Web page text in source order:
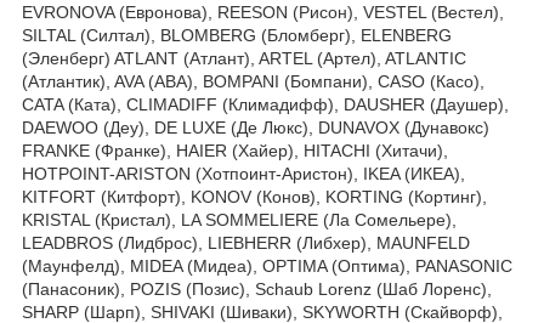
EVRONOVA (Евронова), REESON (Рисон), VESTEL (Вестел),
SILTAL (Силтал), BLOMBERG (Бломберг), ELENBERG
(Эленберг) ATLANT (Атлант), ARTEL (Артел), ATLANTIC
(Атлантик), AVA (АВА), BOMPANI (Бомпани), CASO (Касо),
CATA (Ката), CLIMADIFF (Климадифф), DAUSHER (Даушер),
DAEWOO (Деу), DE LUXE (Де Люкс), DUNAVOX (Дунавокс)
FRANKE (Франке), HAIER (Хайер), HITACHI (Хитачи),
HOTPOINT-ARISTON (Хотпоинт-Аристон), IKEA (ИКЕА),
KITFORT (Китфорт), KONOV (Конов), KORTING (Кортинг),
KRISTAL (Кристал), LA SOMMELIERE (Ла Сомельере),
LEADBROS (Лидброс), LIEBHERR (Либхер), MAUNFELD
(Маунфелд), MIDEA (Мидеа), OPTIMA (Оптима), PANASONIC
(Панасоник), POZIS (Позис), Schaub Lorenz (Шаб Лоренс),
SHARP (Шарп), SHIVAKI (Шиваки), SKYWORTH (Скайворф),